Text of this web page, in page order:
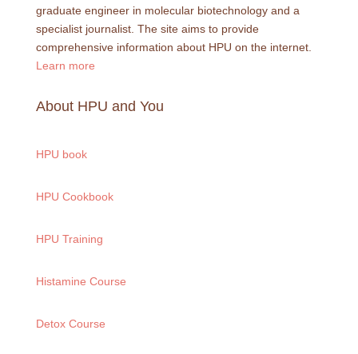
graduate engineer in molecular biotechnology and a
specialist journalist. The site aims to provide
comprehensive information about HPU on the internet.
Learn more
About HPU and You
HPU book
HPU Cookbook
HPU Training
Histamine Course
Detox Course